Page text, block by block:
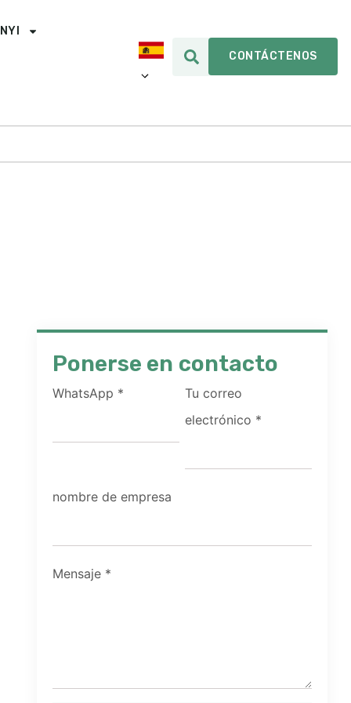
CONTÁCTENOS
Ponerse en contacto
WhatsApp *
Tu correo
electrónico *
nombre de empresa
Mensaje *